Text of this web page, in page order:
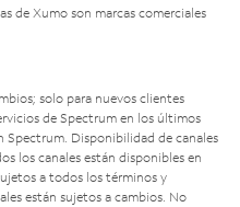
de Xumo son marcas comerciales
solo para nuevos clientes
de Spectrum en los últimos
Spectrum. Disponibilidad de canales
los canales están disponibles en
a todos los términos y
están sujetos a cambios. No